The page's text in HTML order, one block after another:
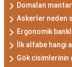
Domalan
Askerler neden
Ergonomik
İlk alfabe hangi
Gök cisimlerinin